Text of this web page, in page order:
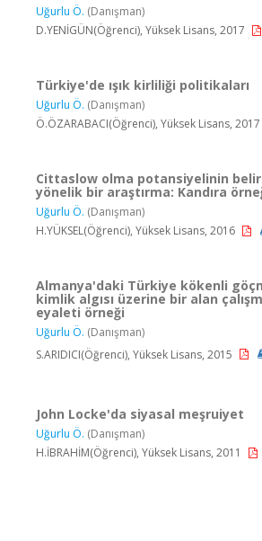
Uğurlu Ö. (Danışman)
D.YENİGÜN(Öğrenci), Yüksek Lisans, 2017
Türkiye'de ışık kirliliği politikaları
Uğurlu Ö. (Danışman)
Ö.ÖZARABACI(Öğrenci), Yüksek Lisans, 2017
Cittaslow olma potansiyelinin
yönelik bir araştırma: Kandıra
Uğurlu Ö. (Danışman)
H.YÜKSEL(Öğrenci), Yüksek Lisans, 2016
Almanya'daki Türkiye kökenli
kimlik algısı üzerine bir alan
eyaleti örneği
Uğurlu Ö. (Danışman)
S.ARIDICI(Öğrenci), Yüksek Lisans, 2015
John Locke'da siyasal meşruiyet
Uğurlu Ö. (Danışman)
H.İBRAHİM(Öğrenci), Yüksek Lisans, 2011